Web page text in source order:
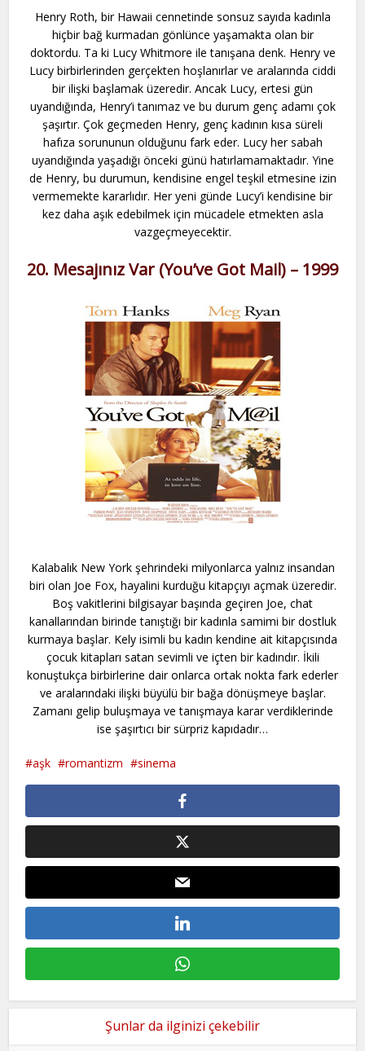
Henry Roth, bir Hawaii cennetinde sonsuz sayıda kadınla
hiçbir bağ kurmadan gönlünce yaşamakta olan bir
doktordu. Ta ki Lucy Whitmore ile tanışana denk. Henry ve
Lucy birbirlerinden gerçekten hoşlanırlar ve aralarında ciddi
bir ilişki başlamak üzeredir. Ancak Lucy, ertesi gün
uyandığında, Henry’i tanımaz ve bu durum genç adamı çok
şaşırtır. Çok geçmeden Henry, genç kadının kısa süreli
hafıza sorununun olduğunu fark eder. Lucy her sabah
uyandığında yaşadığı önceki günü hatırlamamaktadır. Yine
de Henry, bu durumun, kendisine engel teşkil etmesine izin
vermemekte kararlıdır. Her yeni günde Lucy’i kendisine bir
kez daha aşık edebilmek için mücadele etmekten asla
vazgeçmeyecektir.
20. Mesajınız Var (You’ve Got Mail) – 1999
Kalabalık New York şehrindeki milyonlarca yalnız insandan
biri olan Joe Fox, hayalini kurduğu kitapçıyı açmak üzeredir.
Boş vakitlerini bilgisayar başında geçiren Joe, chat
kanallarından birinde tanıştığı bir kadınla samimi bir dostluk
kurmaya başlar. Kely isimli bu kadın kendine ait kitapçısında
çocuk kitapları satan sevimli ve içten bir kadındır. İkili
konuştukça birbirlerine dair onlarca ortak nokta fark ederler
ve aralarındaki ilişki büyülü bir bağa dönüşmeye başlar.
Zamanı gelip buluşmaya ve tanışmaya karar verdiklerinde
ise şaşırtıcı bir sürpriz kapıdadır…
aşk romantizm sinema
Şunlar da ilginizi çekebilir